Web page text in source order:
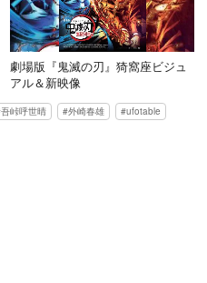
劇場版『鬼滅の刃』猗窩座ビジュ
アル＆新映像
吾峠呼世晴 外崎春雄
ufotable